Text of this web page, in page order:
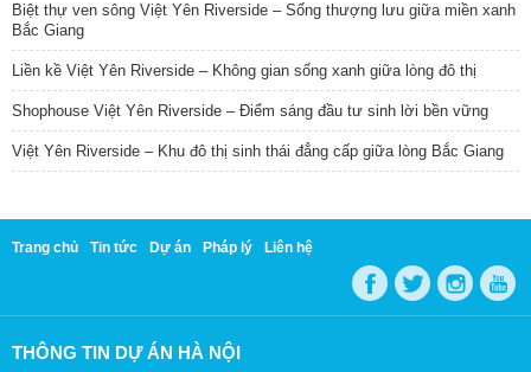
Biệt thự ven sông Việt Yên Riverside – Sống thượng lưu giữa miền xanh
Bắc Giang
Liền kề Việt Yên Riverside – Không gian sống xanh giữa lòng đô thị
Shophouse Việt Yên Riverside – Điểm sáng đầu tư sinh lời bền vững
Việt Yên Riverside – Khu đô thị sinh thái đẳng cấp giữa lòng Bắc Giang
Trang chủ Tin tức Dự án Pháp lý Liên hệ
THÔNG TIN DỰ ÁN HÀ NỘI